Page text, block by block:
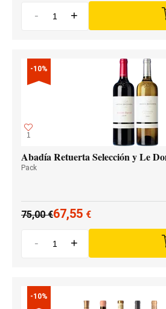
- +
-10%
1
Abadía Retuerta Selección y Le
Pack
75,00€67,55 €
- +
-10%